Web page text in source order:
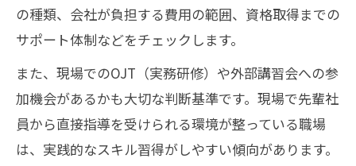
の種類、会社が負担する費用の範囲、資格取得までの
サポート体制などをチェックします。
また、現場でのOJT（実務研修）や外部講習会への参
加機会があるかも大切な判断基準です。現場で先輩社
員から直接指導を受けられる環境が整っている職場
は、実践的なスキル習得がしやすい傾向があります。